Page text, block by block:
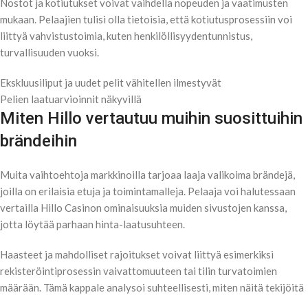
Nostot ja kotiutukset voivat vaihdella nopeuden ja vaatimusten
mukaan. Pelaajien tulisi olla tietoisia, että kotiutusprosessiin voi
liittyä vahvistustoimia, kuten henkilöllisyydentunnistus,
turvallisuuden vuoksi.
Ekskluusiliput ja uudet pelit vähitellen ilmestyvät
Pelien laatuarvioinnit näkyvillä
Miten Hillo vertautuu muihin suosittuihin
brändeihin
Muita vaihtoehtoja markkinoilla tarjoaa laaja valikoima brändejä,
joilla on erilaisia etuja ja toimintamalleja. Pelaaja voi halutessaan
vertailla Hillo Casinon ominaisuuksia muiden sivustojen kanssa,
jotta löytää parhaan hinta-laatusuhteen.
Haasteet ja mahdolliset rajoitukset voivat liittyä esimerkiksi
rekisteröintiprosessin vaivattomuuteen tai tilin turvatoimien
määrään. Tämä kappale analysoi suhteellisesti, miten näitä tekijöitä